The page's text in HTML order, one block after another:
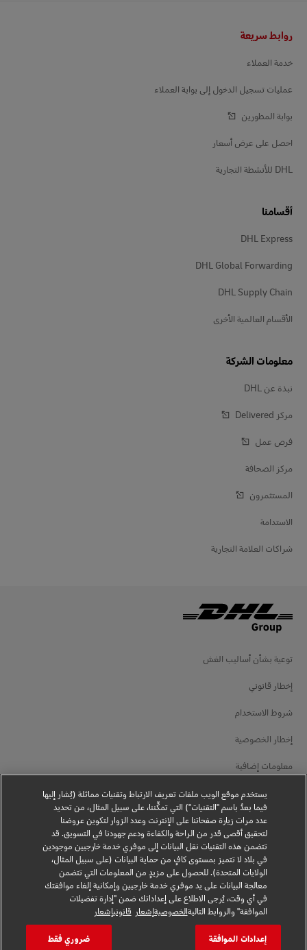
روابط سريعة
خدمة العملاء
عمليات تسجيل الدخول إلى بوابة العملاء
بوابة المطورين
احصل على عرض أسعار
DHL للأنشطة التجارية
أقسامنا
DHL Express
DHL Global Forwarding
DHL Supply Chain
الأقسام العالمية الأخرى
معلومات الشركة
نبذة عن DHL
مركز Delivered‎
فرص عمل
مركز الصحافة
المستثمرون
الاستدامة
شراكات العلامة التجارية
توعية بشأن أساليب الغش
إخطار قانوني
شروط الاستخدام
إخطار الخصوصية
معلومات إضافية
إعدادات ملفات تعريف الارتباط
2026 © - جميع الحقوق محفوظة
يستخدم موقع الويب ملفات تعريف الارتباط وتقنيات مماثلة (يُشار إليها
فيما بعدُ باسم "التقنيات") التي تمكِّننا، على سبيل المثال، من تحديد
عدد مرات زيارة صفحاتنا على الإنترنت وعدد الزوار لتكوين عروضنا
لتحقيق أقصى قدر من الراحة والكفاءة ودعم جهودنا في التسويق. قد
تتضمن هذه التقنيات نقل البيانات إلى موفري خدمة خارجيين موجودين
في بلاد لا تتميز بمستوى كافٍ من حماية البيانات (على سبيل المثال،
الولايات المتحدة). للحصول على مزيدٍ من المعلومات التي تتضمن
معالجة البيانات على يد موفري خدمة خارجيين وإمكانية إلغاء موافقتك
في أي وقت، يُرجى الاطلاع على إعداداتك ضمن "إدارة تفضيلات
الموافقة" والروابط التاليةالخصوصيةإشعار قانونيإشعار
إعدادات الموافقة ضروري فقط